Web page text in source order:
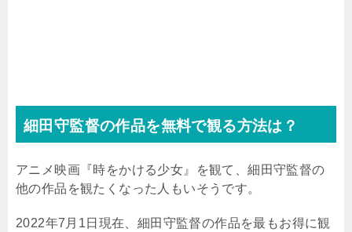
細田守監督の作品を無料で観る方法は？
アニメ映画『時をかける少女』を観て、細田守監督の
他の作品を観たくなった人もいそうです。
2022年7月1日現在、細田守監督の作品を最もお得に観